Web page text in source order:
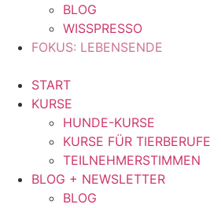
BLOG
WISSPRESSO
FOKUS: LEBENSENDE
START
KURSE
HUNDE-KURSE
KURSE FÜR TIERBERUFE
TEILNEHMERSTIMMEN
BLOG + NEWSLETTER
BLOG